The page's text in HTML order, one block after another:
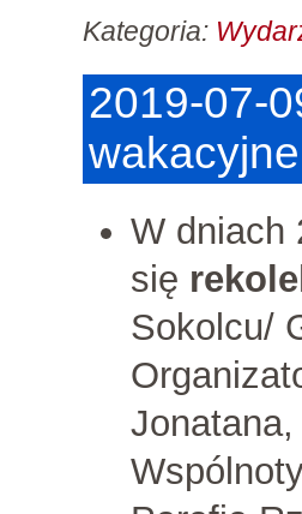
Kategoria:
2019-07-
wakacyjne
W dniach
się
Sokolcu/
Jonatana,